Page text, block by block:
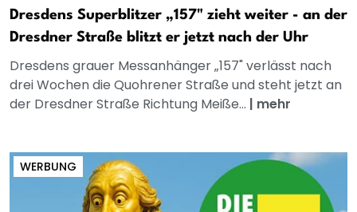
Dresdens Superblitzer „157" zieht weiter - an der
Dresdner Straße blitzt er jetzt nach der Uhr
Dresdens grauer Messanhänger „157" verlässt nach
drei Wochen die Quohrener Straße und steht jetzt an
der Dresdner Straße Richtung Meiße... | mehr
WERBUNG